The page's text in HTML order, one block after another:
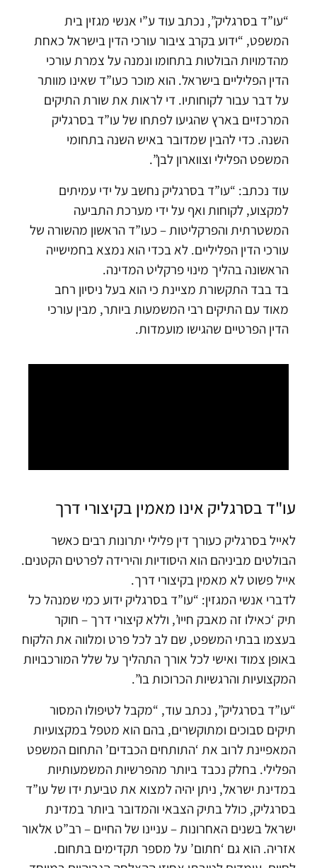
“עו”ד בסרגליק”, נכתב עוד ע”י אנשי מגזין בית
המשפט, “ידוע בקרב ציבור עורכי הדין בישראל כאחת
מהדמויות הבולטות בתחומו ונמנה על צמרת עורכי
הדין הפליליים בישראל. הוא מוכר כעו”ד שאינו מוותר
על דבר עבור לקוחותיו. די לראות את שורת התיקים
המרכזיים בארץ שהגיעו לפתחו של עו”ד בסרגליק
השנה. כדי להבין שמדובר באיש השנה בתחומי
המשפט הפלילי וצווארון לבן”.
עוד נכתב: “עו”ד בסרגליק נחשב על ידי עמיתים
למקצוע, לקוחות ואף על ידי מערכת התביעה
המשטרתית והפרקליטות – כעו”ד הראשון מהשורה של
עורכי הדין הפליליים. לא בכדי הוא נמצא בחמישייה
הראשונה בהליך מינוי פרקליט המדינה.
בד בבד התקשורת מציינת כי הוא בעל ניסיון רחב
מאוד עם התיקים רבי המשמעות ביותר, מבין עורכי
הדין הפרטיים שהגישו מועמדות.
עו"ד בסרגליק אינו מאמין בקיצורי דרך
לאייל בסרגליק כעורך דין פלילי יתרונות רבים כאשר
הבולטים מביניהם הוא היסודיות והירידה לפרטים הקטנים.
אייל פשוט לא מאמין בקיצורי דרך.
לדברי אנשי המגזין: “עו”ד בסרגליק ידוע כמי שמנהל כל
תיק ‘כאילו זה מאבק חייו’, וללא קיצורי דרך – חוקר
בעצמו בבתי המשפט, שם לב לכל פרט ומלווה את הלקוח
באופן צמוד ואישי לכל אורך התהליך על שלל המורכבויות
המקצועיות והרגשיות הכרוכות בו”.
“עו”ד בסרגליק”, נכתב עוד, “מקבל לטיפולו המסור
תיקים סבוכים ומתוקשרים, בהם הוא מטפל במקצועיות
המאפיינת לרוב את ‘התותחים הכבדים’ התחום המשפט
הפלילי. בחלק נכבד ביותר מהפרשיות המשמעותיות
במדינת ישראל, ניתן יהיה למצוא את טביעת ידו של עו”ד
בסרגליק, כולל בתיק הצבאי והמדובר ביותר במדינת
ישראל בשנים האחרונות – עניינו של החיים – רב”ט אלאור
אזריה. הוא גם ‘חתום’ על מספר תקדימים בתחום.